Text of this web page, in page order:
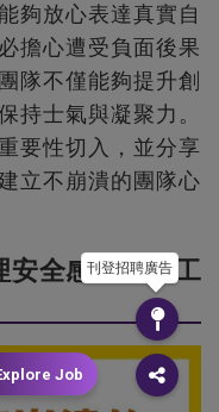
夠放心表達真實自
擔心遭受負面後果
隊不僅能夠提升創
持士氣與凝聚力。
要性切入，並分享
立不崩潰的團隊心
安全感，讓員工
刊登招聘廣告
Job